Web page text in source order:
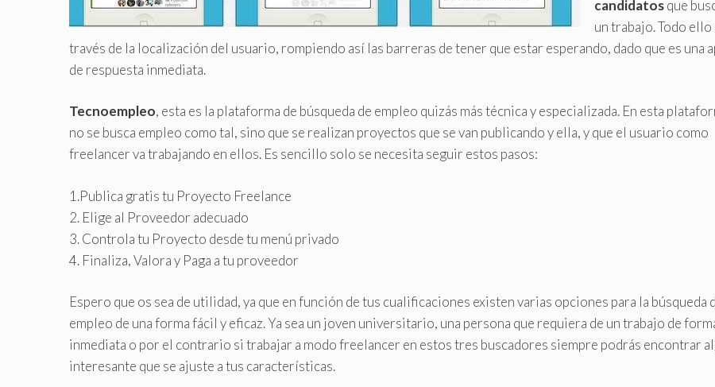
candidatosque
un trabajo. Todo ello
través de la localización del usuario, rompiendo así las barreras de tener que estar esperando, dado que es una
de respuesta inmediata.
Tecnoempleo, esta es la plataforma de búsqueda de empleo quizás más técnica y especializada. En esta
no se busca empleo como tal, sino que se realizan proyectos que se van publicando y ella, y que el usuario como
freelancer va trabajando en ellos. Es sencillo solo se necesita seguir estos pasos:
1.Publica gratis tu Proyecto Freelance
2. Elige al Proveedor adecuado
3. Controla tu Proyecto desde tu menú privado
4. Finaliza, Valora y Paga a tu proveedor
Espero que os sea de utilidad, ya que en función de tus cualificaciones existen varias opciones para la búsqueda
empleo de una forma fácil y eficaz. Ya sea un joven universitario, una persona que requiera de un trabajo de
inmediata o por el contrario si trabajar a modo freelancer en estos tres buscadores siempre podrás encontrar
interesante que se ajuste a tus características.